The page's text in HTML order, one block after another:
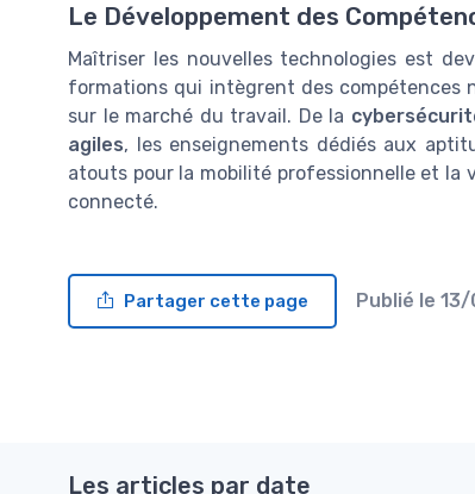
Le Développement des
Maîtriser les nouvelles technologies est
formations qui intègrent des compétences
sur le marché du travail. De la
agiles, les enseignements dédiés aux
atouts pour la mobilité professionnelle et la
connecté.
Partager cette page Publié le
Les articles par date